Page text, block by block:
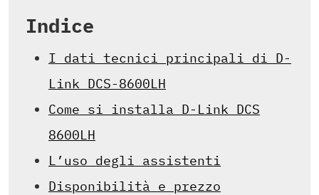
Indice
I dati tecnici principali di D-
Link DCS-8600LH
Come si installa D-Link DCS
8600LH
L’uso degli assistenti
Disponibilità e prezzo